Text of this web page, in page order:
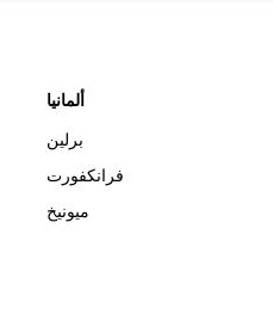
ألمانيا
برلين
فرانكفورت
ميونيخ